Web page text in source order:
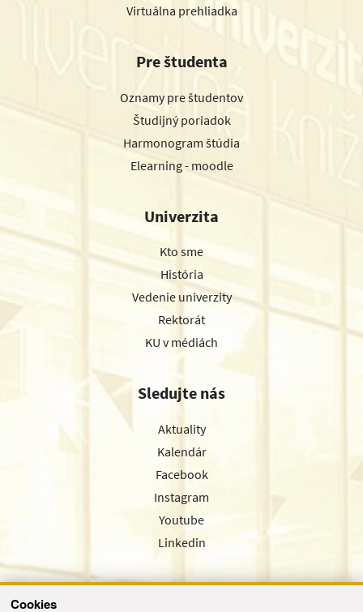
Cookies
Virtuálna prehliadka
Pre študenta
Oznamy pre študentov
Študijný poriadok
Harmonogram štúdia
Elearning - moodle
Univerzita
Kto sme
História
Vedenie univerzity
Rektorát
KU v médiách
Sledujte nás
Aktuality
Kalendár
Facebook
Instagram
Youtube
Linkedin